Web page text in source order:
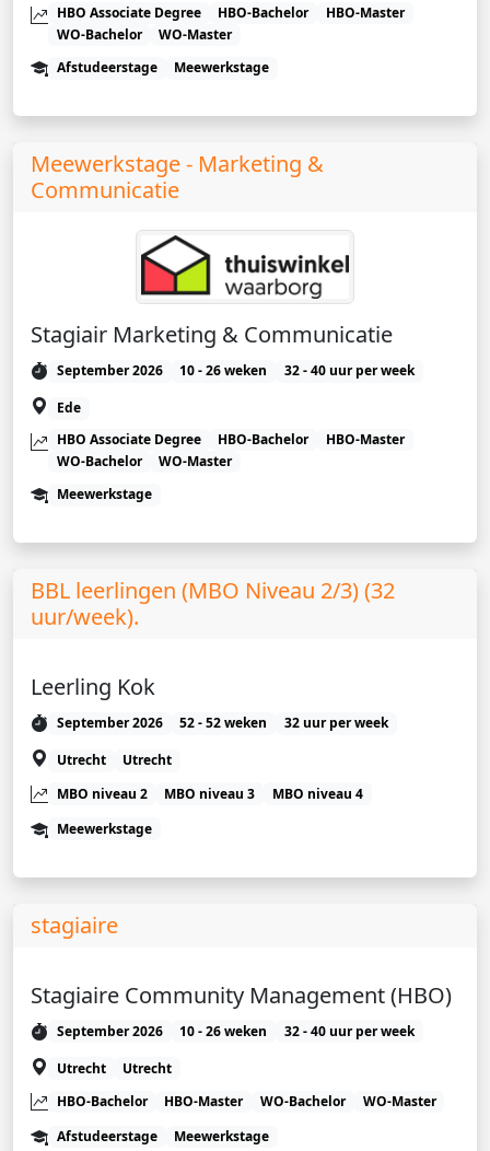
HBO Associate Degree
HBO-Bachelor
HBO-Master
WO-Bachelor
WO-Master
Afstudeerstage
Meewerkstage
Meewerkstage - Marketing &
Communicatie
Stagiair Marketing & Communicatie
September 2026 10 - 26 weken
32 - 40 uur per week
Ede
HBO Associate Degree
HBO-Bachelor
HBO-Master
WO-Bachelor
WO-Master
Meewerkstage
BBL leerlingen (MBO Niveau 2/3) (32
uur/week).
Leerling Kok
September 2026 52 - 52 weken
32 uur per week
Utrecht
Utrecht
MBO niveau 2
MBO niveau 3
MBO niveau 4
Meewerkstage
stagiaire
Stagiaire Community Management (HBO)
September 2026 10 - 26 weken
32 - 40 uur per week
Utrecht
Utrecht
HBO-Bachelor
HBO-Master WO-Bachelor
WO-Master
Afstudeerstage
Meewerkstage